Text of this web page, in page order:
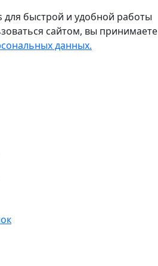
быстрой и удобной работы
сайтом, вы принимаете
данных.